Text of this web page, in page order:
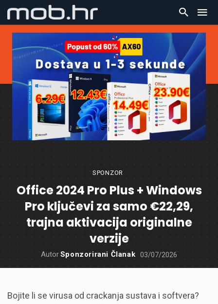
SPONZOR
Office 2024 Pro Plus + Windows
Pro ključevi za samo €22,29,
trajna aktivacija originalne
verzije
AutorSponzorirani Članak 03/07/2026
Bojite li se virusa od crackanja sustava i softvera?